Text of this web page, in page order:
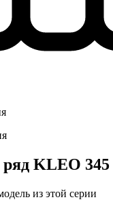
KLEO 345
из этой серии